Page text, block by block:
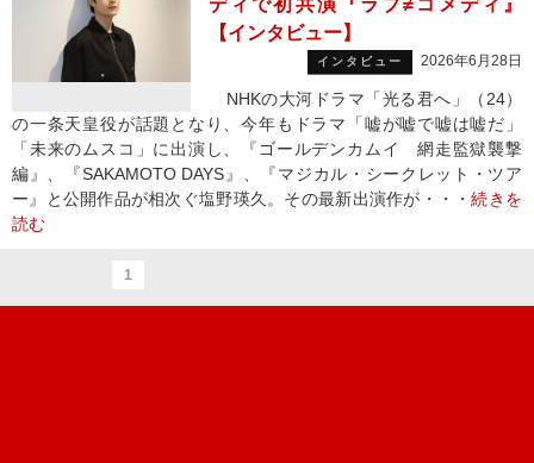
ディで初共演『ラブ≠コメディ』
【インタビュー】
インタビュー 2026年6月28日
NHKの大河ドラマ「光る君へ」（24）
の一条天皇役が話題となり、今年もドラマ「嘘が嘘で嘘は嘘だ」
「未来のムスコ」に出演し、『ゴールデンカムイ 網走監獄襲撃
編』、『SAKAMOTO DAYS』、『マジカル・シークレット・ツア
ー』と公開作品が相次ぐ塩野瑛久。その最新出演作が・・・続きを
読む
1